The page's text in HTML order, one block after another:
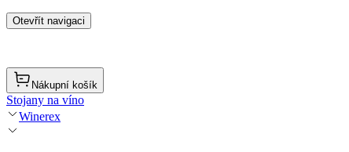
Otevřít navigaci
Nákupní košík
Stojany na víno
Winerex